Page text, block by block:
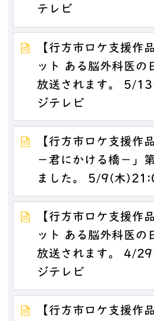
テレビ
【行方市ロケ支援作
ット ある脳外科医の
放送されます。 5/
ジテレビ
【行方市ロケ支援作
－君にかける橋－」
ました。 5/9(木
【行方市ロケ支援作
ット ある脳外科医の
放送されます。 4/
ジテレビ
【行方市ロケ支援作